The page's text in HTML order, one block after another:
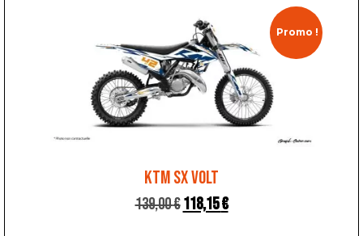
Promo !
KTM SX VOLT
139,00€118,15€